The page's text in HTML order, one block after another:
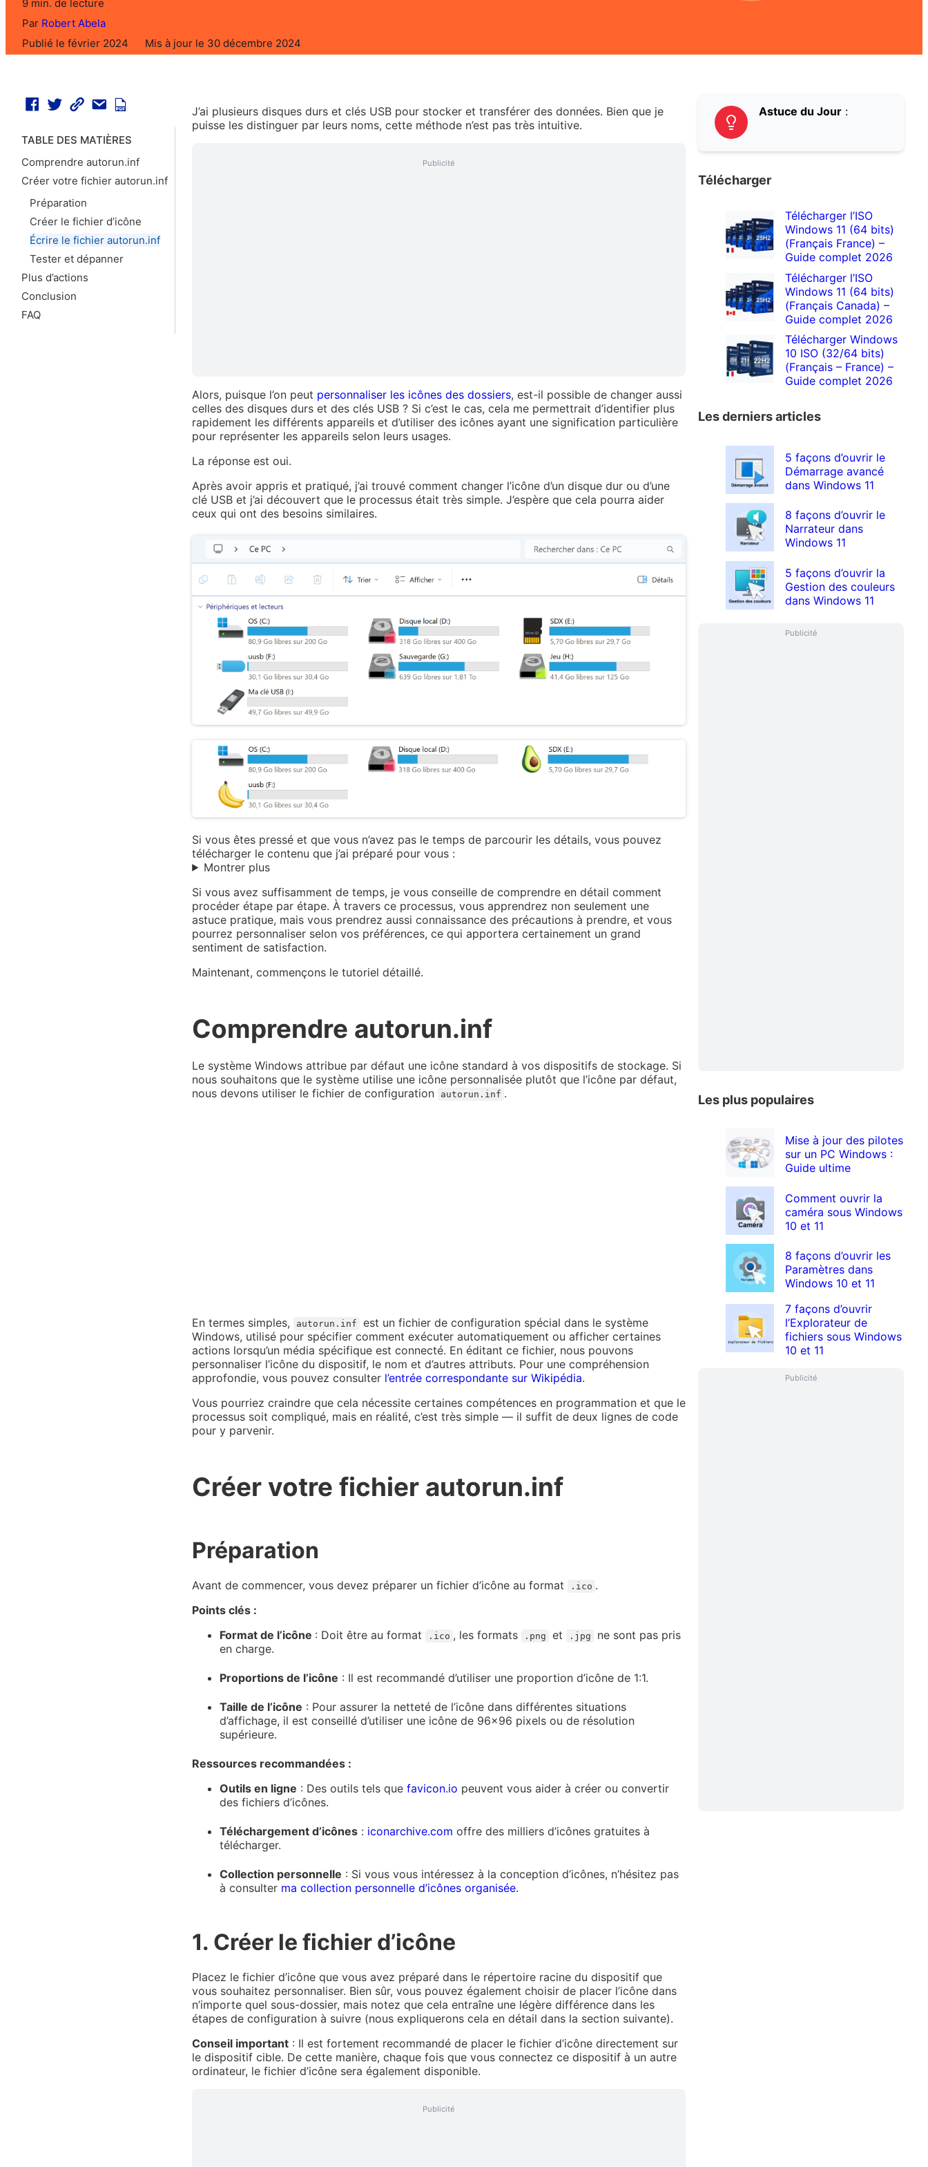
9 min. de lecture
Par Robert Abela
Publié le février 2024
Mis à jour le 30 décembre 2024
TABLE DES MATIÈRES
Comprendre autorun.inf
Créer votre fichier autorun.inf
Préparation
Créer le fichier d’icône
Écrire le fichier autorun.inf
Tester et dépanner
Plus d’actions
Conclusion
FAQ
J’ai plusieurs disques durs et clés USB pour stocker et transférer des données. Bien que je
puisse les distinguer par leurs noms, cette méthode n’est pas très intuitive.
Publicité
Alors, puisque l’on peut personnaliser les icônes des dossiers, est-il possible de changer aussi
celles des disques durs et des clés USB ? Si c’est le cas, cela me permettrait d’identifier plus
rapidement les différents appareils et d’utiliser des icônes ayant une signification particulière
pour représenter les appareils selon leurs usages.
La réponse est oui.
Après avoir appris et pratiqué, j’ai trouvé comment changer l’icône d’un disque dur ou d’une
clé USB et j’ai découvert que le processus était très simple. J’espère que cela pourra aider
ceux qui ont des besoins similaires.
Si vous êtes pressé et que vous n’avez pas le temps de parcourir les détails, vous pouvez
télécharger le contenu que j’ai préparé pour vous :
Montrer plus
Si vous avez suffisamment de temps, je vous conseille de comprendre en détail comment
procéder étape par étape. À travers ce processus, vous apprendrez non seulement une
astuce pratique, mais vous prendrez aussi connaissance des précautions à prendre, et vous
pourrez personnaliser selon vos préférences, ce qui apportera certainement un grand
sentiment de satisfaction.
Maintenant, commençons le tutoriel détaillé.
Comprendre autorun.inf
Le système Windows attribue par défaut une icône standard à vos dispositifs de stockage. Si
nous souhaitons que le système utilise une icône personnalisée plutôt que l’icône par défaut,
nous devons utiliser le fichier de configuration
autorun.inf .
En termes simples, autorun.inf
est un fichier de configuration spécial dans le système
Windows, utilisé pour spécifier comment exécuter automatiquement ou afficher certaines
actions lorsqu’un média spécifique est connecté. En éditant ce fichier, nous pouvons
personnaliser l’icône du dispositif, le nom et d’autres attributs. Pour une compréhension
approfondie, vous pouvez consulter l’entrée correspondante sur Wikipédia.
Vous pourriez craindre que cela nécessite certaines compétences en programmation et que le
processus soit compliqué, mais en réalité, c’est très simple — il suffit de deux lignes de code
pour y parvenir.
Créer votre fichier autorun.inf
Préparation
Avant de commencer, vous devez préparer un fichier d’icône au format .ico .
Points clés :
Format de l’icône : Doit être au format .ico , les formats .png et .jpg
ne sont pas pris
en charge.
Proportions de l’icône : Il est recommandé d’utiliser une proportion d’icône de 1:1.
Taille de l’icône : Pour assurer la netteté de l’icône dans différentes situations
d’affichage, il est conseillé d’utiliser une icône de 96×96 pixels ou de résolution
supérieure.
Ressources recommandées :
Outils en ligne : Des outils tels quefavicon.io peuvent vous aider à créer ou convertir
des fichiers d’icônes.
Téléchargement d’icônes : iconarchive.com offre des milliers d’icônes gratuites à
télécharger.
Collection personnelle : Si vous vous intéressez à la conception d’icônes, n’hésitez pas
à consulter ma collection personnelle d’icônes organisée.
1. Créer le fichier d’icône
Placez le fichier d’icône que vous avez préparé dans le répertoire racine du dispositif que
vous souhaitez personnaliser. Bien sûr, vous pouvez également choisir de placer l’icône dans
n’importe quel sous-dossier, mais notez que cela entraîne une légère différence dans les
étapes de configuration à suivre (nous expliquerons cela en détail dans la section suivante).
Conseil important : Il est fortement recommandé de placer le fichier d’icône directement sur
le dispositif cible. De cette manière, chaque fois que vous connectez ce dispositif à un autre
ordinateur, le fichier d’icône sera également disponible.
Publicité
Astuce du Jour :
Télécharger
Télécharger l’ISO
Windows 11 (64 bits)
(Français France) –
Guide complet 2026
Télécharger l’ISO
Windows 11 (64 bits)
(Français Canada) –
Guide complet 2026
Télécharger Windows
10 ISO (32/64 bits)
(Français – France) –
Guide complet 2026
Les derniers articles
5 façons d’ouvrir le
Démarrage avancé
dans Windows 11
8 façons d’ouvrir le
Narrateur dans
Windows 11
5 façons d’ouvrir la
Gestion des couleurs
dans Windows 11
Publicité
Les plus populaires
Mise à jour des pilotes
sur un PC Windows :
Guide ultime
Comment ouvrir la
caméra sous Windows
10 et 11
8 façons d’ouvrir les
Paramètres dans
Windows 10 et 11
7 façons d’ouvrir
l’Explorateur de
fichiers sous Windows
10 et 11
Publicité